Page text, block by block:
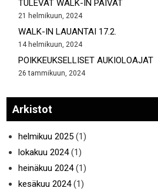
TULEVAT WALK-IN PÄIVÄT
21 helmikuun, 2024
WALK-IN LAUANTAI 17.2.
14 helmikuun, 2024
POIKKEUKSELLISET AUKIOLOAJAT
26 tammikuun, 2024
Arkistot
helmikuu 2025 (1)
lokakuu 2024(1)
heinäkuu 2024(1)
kesäkuu 2024(1)